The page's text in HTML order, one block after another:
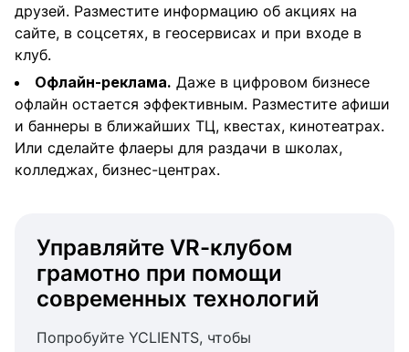
друзей. Разместите информацию об акциях на
сайте, в соцсетях, в геосервисах и при входе в
клуб.
Офлайн-реклама. Даже в цифровом бизнесе
офлайн остается эффективным. Разместите афиши
и баннеры в ближайших ТЦ, квестах, кинотеатрах.
Или сделайте флаеры для раздачи в школах,
колледжах, бизнес-центрах.
Управляйте VR-клубом
грамотно при помощи
современных технологий
Попробуйте YCLIENTS, чтобы